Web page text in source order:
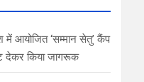
में आयोजित ‘सम्मान सेतु’ कैंप
देकर किया जागरूक